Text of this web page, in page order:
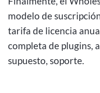
modelo de
tarifa de licencia
completa de plugins,
supuesto, soporte.